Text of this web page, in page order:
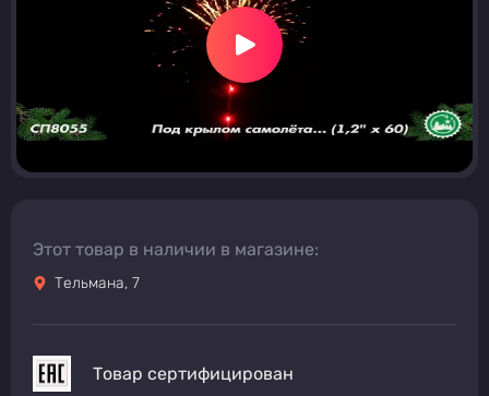
Этот товар в наличии в магазине:
Тельмана, 7
Товар сертифицирован